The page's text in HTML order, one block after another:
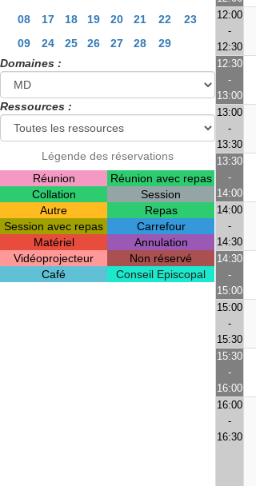
08
17 18 19 20 21 22
23
09
24 25 26 27 28
29
Domaines :
Ressources :
Légende des réservations
Réunion
Réunion avec repas
Collation
Session
Autre
Repas
Session avec repas
Carrefour
Matériel
Annulation
Vidéoprojecteur
Non réservé
Café
Conseil Episcopal
12:00
-
12:30
12:30
-
13:00
13:00
-
13:30
13:30
-
14:00
14:00
-
14:30
14:30
-
15:00
15:00
-
15:30
15:30
-
16:00
16:00
-
16:30